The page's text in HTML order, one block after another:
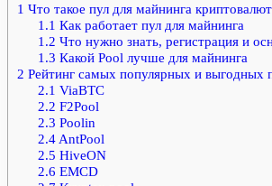
1 Что такое пул для майнинга криптовалют
1.1 Как работает пул для майнинга
1.2 Что нужно знать, регистрация и
1.3 Какой Pool лучше для майнинга
2 Рейтинг самых популярных и выгодных
2.1 ViaBTC
2.2 F2Pool
2.3 Poolin
2.4AntPool
2.5 HiveON
2.6 EMCD